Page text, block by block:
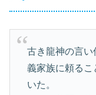
古き龍神の言い
義家族に頼るこ
いた。